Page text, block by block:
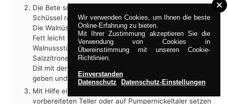
Die Bete sowie den Apfel auf einer Reibe in eine
Schüssel raspeln und die Creme Fraiche unterrühren.
Die Walnüsse zerkleinern und in einer Pfanne ohne
Fett leicht rösten bis sie duften. Ein paar
Walnussstücke für die Deko beiseite legen. Die
Salzzitrone in feine Streifen schneiden. Die 4 Stängel
Dill mit der Schere fein schneiden. Alles zum Salat
geben und kurz verrühren.
Mit Hilfe einer geeigneten Metallform den Salat auf die
vorbereiteten Teller oder auf Pumpernickeltaler setzen
Wir verwenden Cookies, um Ihnen die beste
Online-Erfahrung zu bieten.
Mit Ihrer Zustimmung akzeptieren Sie die
Verwendung von Cookies in
Übereinstimmung mit unseren Cookie-
Richtlinien.
Einverstanden
Datenschutz
Datenschutz-Einstellungen